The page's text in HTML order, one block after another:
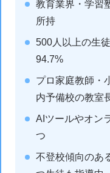
教育業界・学習
所持
500人以上の生
94.7%
プロ家庭教師・
内予備校の教室
AIツールやオン
つ
不登校傾向のあ